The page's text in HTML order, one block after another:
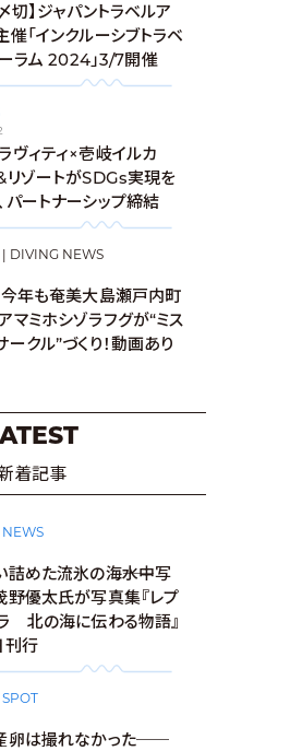
切】ジャパントラベルア
催「インクルーシブトラベ
ラム 2024」3/7開催
ヴィティ×壱岐イルカ
リゾートがSDGs実現を
パートナーシップ締結
| DIVING NEWS
今年も奄美大島瀬戸内町
マミホシゾラフグが“ミス
ークル”づくり！動画あり
着記事
めた流氷の海――水中写
野優太氏が写真集『レプ
北の海に伝わる物語』
行
卵は撮れなかった──